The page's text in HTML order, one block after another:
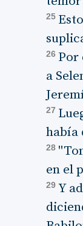
25
26 Por
a
27
había
28
en el
29Y